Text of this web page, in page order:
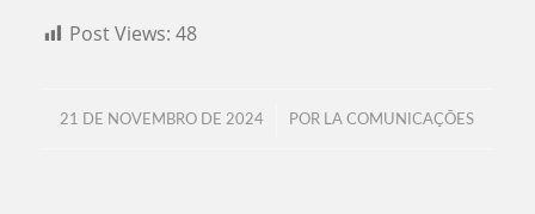
Post Views: 48
21 DE NOVEMBRO DE 2024
/ POR LA COMUNICAÇÕES